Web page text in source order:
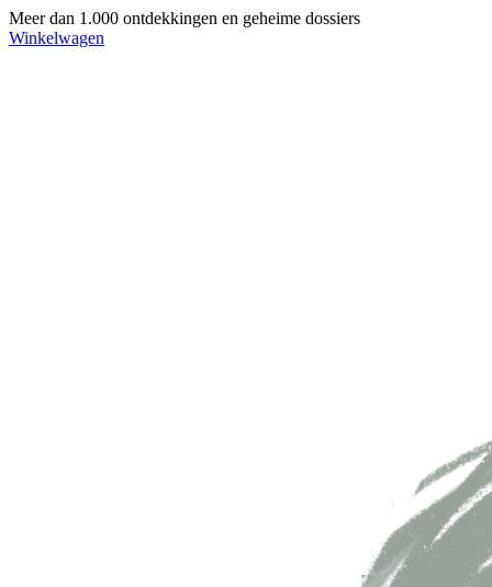
Meer dan 1.000 ontdekkingen en geheime dossiers
Winkelwagen